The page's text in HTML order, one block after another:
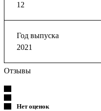
12
Год выпуска
2021
Отзывы
Нет оценок